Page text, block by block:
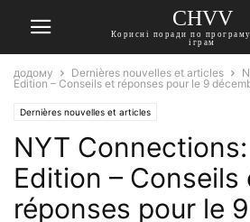
CHVV
Корисні поради по
іграм
додому Dernières nouvelles et articles
Edition – Conseils et réponses pour le 9
Dernières nouvelles et articles
NYT
Edition – Conseils
réponses pour le 9